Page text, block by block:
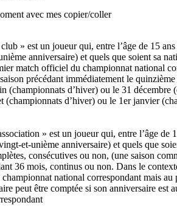
avec mes copier/coller
» est un joueur qui, entre l’âge de 15
anniversaire) et quels que soient sa
match officiel du championnat national
précédant immédiatement le
(championnats d’hiver) ou le 31
(championnats d’hiver) ou le 1er janvier
» est un joueur qui, entre l’âge
et-unième anniversaire) et quels que
consécutives ou non, (une saison
36 mois, continus ou non. Dans le
national correspondant mais
peut être comptée si son anniversaire